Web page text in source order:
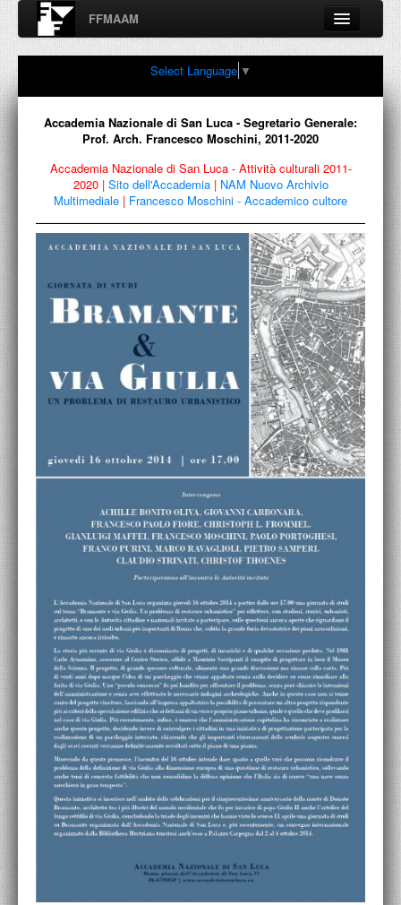
FFMAAM
Fondo Francesco Moschini
A.A.M. Architettura Arte Moderna
Percorsi, nodi, sconfinamenti e contaminazioni tra Arte,
FFMAAM
FRANCESCO MOSCHINI
CONFERENZE
COLLEZIONE
ACCADEMIA NAZIONALE DI SAN LUCA
POLITECNICO DI BARI
BIBLIOTECA FRANCESCO MOSCHINI
A.A.M. ARCHITETTURA ARTE MODERNA
MOSTRE
ARTISTI
DUETTI / DUELLI
LABORATORI DI PROGETTAZIONE
PROGETTI D'OPERA
PROGETTI CULTURALI
PROGETTO T.E.S.I.
Select Language ▼
Accademia Nazionale di San Luca - Segretario Generale:
Prof. Arch. Francesco Moschini, 2011-2020
Accademia Nazionale di San Luca - Attività culturali 2011-
2020 | Sito dell'Accademia | NAM Nuovo Archivio
Multimediale | Francesco Moschini - Accademico cultore